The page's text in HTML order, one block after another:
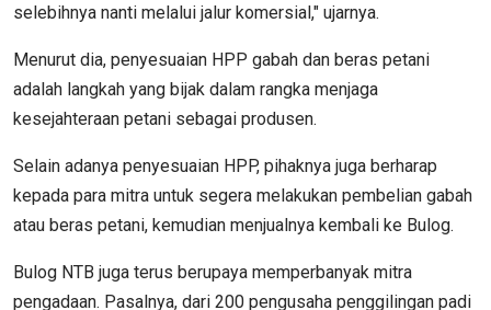
selebihnya nanti melalui jalur komersial," ujarnya.
Menurut dia, penyesuaian HPP gabah dan beras petani
adalah langkah yang bijak dalam rangka menjaga
kesejahteraan petani sebagai produsen.
Selain adanya penyesuaian HPP, pihaknya juga berharap
kepada para mitra untuk segera melakukan pembelian gabah
atau beras petani, kemudian menjualnya kembali ke Bulog.
Bulog NTB juga terus berupaya memperbanyak mitra
pengadaan. Pasalnya, dari 200 pengusaha penggilingan padi